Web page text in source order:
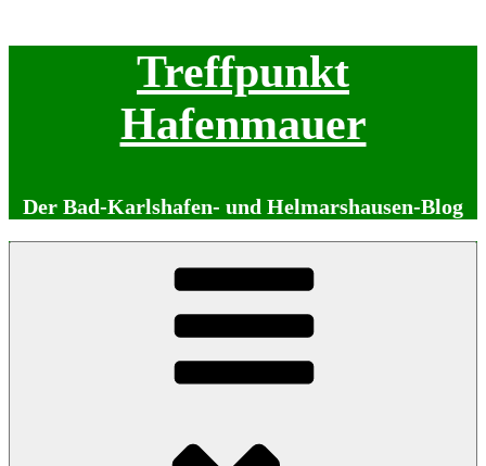
Treffpunkt
Hafenmauer
Der Bad-Karlshafen- und Helmarshausen-Blog